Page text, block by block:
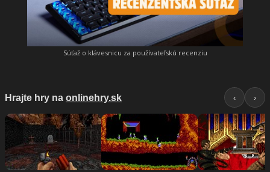
Súťaž o klávesnicu za používateľskú recenziu